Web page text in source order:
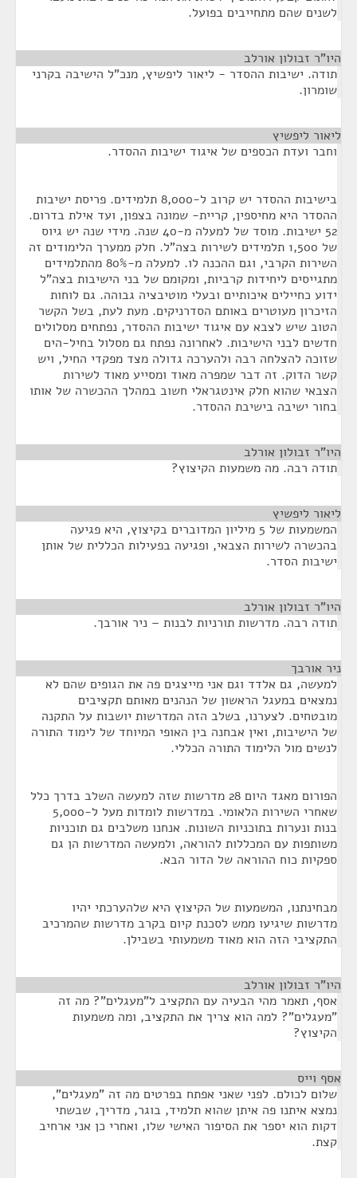
לשנים שהם מתחייבים בפועל.
היו"ר זבולון אורלב
תודה. ישיבות ההסדר - ליאור ליפשיץ, מנכ"ל הישיבה בקרני
שומרון.
ליאור ליפשיץ
וחבר ועדת הכספים של איגוד ישיבות ההסדר.
בישיבות ההסדר יש קרוב ל-8,000 תלמידים. פריסת ישיבות
ההסדר היא מחיספין, קריית- שמונה בצפון, ועד אילת בדרום.
52 ישיבות. מוסד של למעלה מ-40 שנה. מידי שנה יש גיוס
של 1,500 תלמידים לשירות בצה"ל. חלק ממערך הלימודים זה
השירות הקרבי, וגם ההכנה לו. למעלה מ-80% מהתלמידים
מתגייסים ליחידות קרביות, ומקומם של בני הישיבות בצה"ל
ידוע כחיילים איכותיים ובעלי מוטיבציה גבוהה. גם לוחות
הזיכרון מעוטרים באותם הסדרניקים. מעת לעת, בשל הקשר
הטוב שיש לצבא עם איגוד ישיבות ההסדר, נפתחים מסלולים
חדשים לבני הישיבות. לאחרונה נפתח גם מסלול בחיל-הים
שזוכה להצלחה רבה ולהערכה גדולה מצד מפקדי החיל, ויש
קשר הדוק. זה דבר שמפרה מאוד ומסייע מאוד לשירות
הצבאי שהוא חלק אינטגראלי חשוב במהלך ההכשרה של אותו
בחור ישיבה בישיבת ההסדר.
היו"ר זבולון אורלב
תודה רבה. מה משמעות הקיצוץ?
ליאור ליפשיץ
המשמעות של 5 מיליון המדוברים בקיצוץ, היא פגיעה
בהכשרה לשירות הצבאי, ופגיעה בפעילות הכללית של אותן
ישיבות הסדר.
היו"ר זבולון אורלב
תודה רבה. מדרשות תורניות לבנות – ניר אורבך.
ניר אורבך
למעשה, גם אלדד וגם אני מייצגים פה את הגופים שהם לא
נמצאים במעגל הראשון של הנהנים מאותם תקציבים
מובטחים. לצערנו, בשלב הזה המדרשות יושבות על התקנה
של הישיבות, ואין אבחנה בין האופי המיוחד של לימוד התורה
לנשים מול הלימוד התורה הכללי.
הפורום מאגד היום 28 מדרשות שזה למעשה השלב בדרך כלל
שאחרי השירות הלאומי. במדרשות לומדות מעל ל-5,000
בנות ונערות בתוכניות השונות. אנחנו משלבים גם תוכניות
משותפות עם המכללות להוראה, ולמעשה המדרשות הן גם
ספקיות כוח ההוראה של הדור הבא.
מבחינתנו, המשמעות של הקיצוץ היא שלהערכתי יהיו
מדרשות שיגיעו ממש לסכנת קיום בקרב מדרשות שהמרכיב
התקציבי הזה הוא מאוד משמעותי בשבילן.
היו"ר זבולון אורלב
אסף, תאמר מהי הבעיה עם התקציב ל"מעגלים"? מה זה
"מעגלים"? למה הוא צריך את התקציב, ומה משמעות
הקיצוץ?
אסף וייס
שלום לכולם. לפני שאני אפתח בפרטים מה זה "מעגלים",
נמצא איתנו פה איתן שהוא תלמיד, בוגר, מדריך, שבשתי
דקות הוא יספר את הסיפור האישי שלו, ואחרי כן אני ארחיב
קצת.